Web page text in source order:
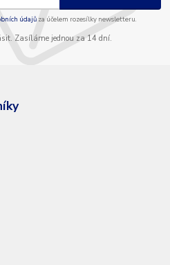
údajůza účelem rozesílky newsletteru.
Zasíláme jednou za 14 dní.